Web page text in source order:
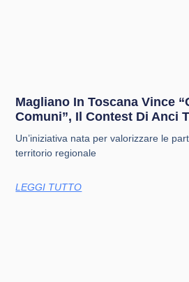
Magliano In Toscana Vince
Comuni”, Il Contest Di Anci
Un’iniziativa nata per valorizzare le
territorio regionale
LEGGI TUTTO